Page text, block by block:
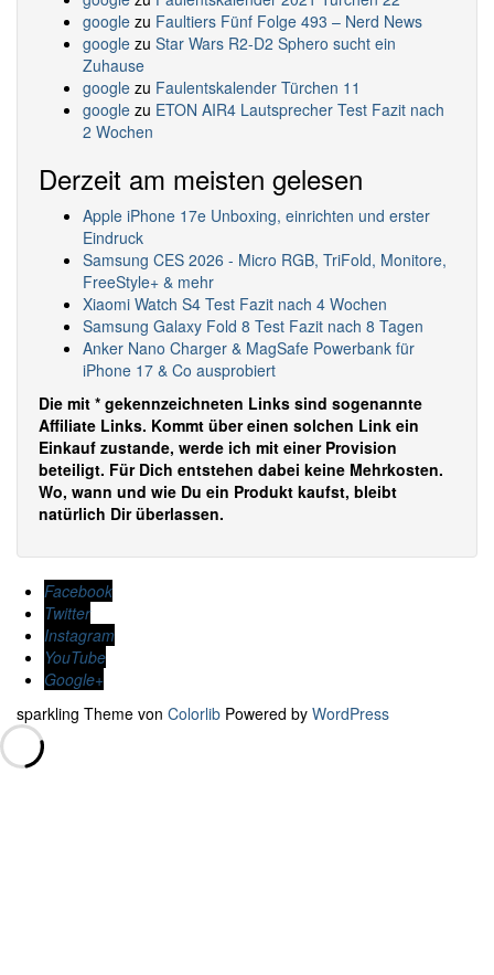
google zu Faultiers Fünf Folge 493 – Nerd News
google zu Star Wars R2-D2 Sphero sucht ein
Zuhause
google zu Faulentskalender Türchen 11
google zu ETON AIR4 Lautsprecher Test Fazit nach
2 Wochen
Derzeit am meisten gelesen
Apple iPhone 17e Unboxing, einrichten und erster
Eindruck
Samsung CES 2026 - Micro RGB, TriFold, Monitore,
FreeStyle+ & mehr
Xiaomi Watch S4 Test Fazit nach 4 Wochen
Samsung Galaxy Fold 8 Test Fazit nach 8 Tagen
Anker Nano Charger & MagSafe Powerbank für
iPhone 17 & Co ausprobiert
Die mit * gekennzeichneten Links sind sogenannte
Affiliate Links. Kommt über einen solchen Link ein
Einkauf zustande, werde ich mit einer Provision
beteiligt. Für Dich entstehen dabei keine Mehrkosten.
Wo, wann und wie Du ein Produkt kaufst, bleibt
natürlich Dir überlassen.
Facebook
Twitter
Instagram
YouTube
Google+
sparkling Theme von Colorlib Powered by WordPress